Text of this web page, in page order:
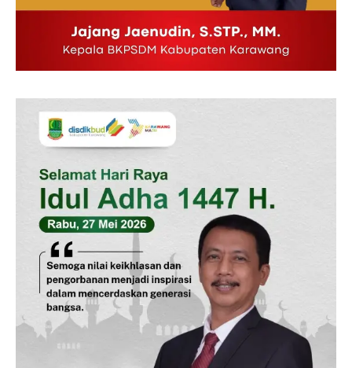
Company
Redaksi
Pedoman Media Siber
Tentang Kami
Indeks Berita